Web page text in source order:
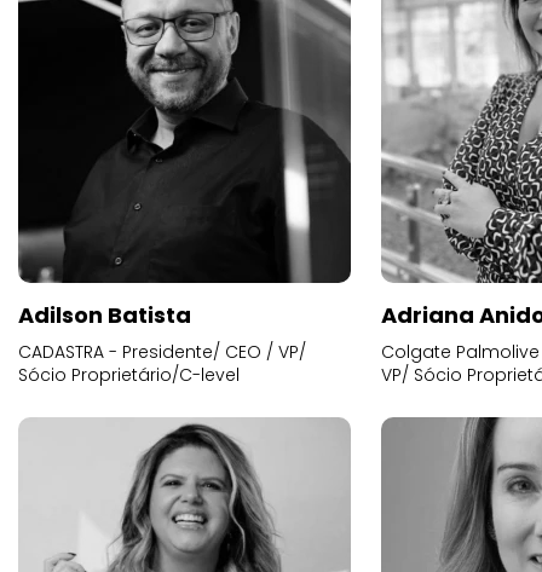
Adilson Batista
CADASTRA - Presidente/ CEO / VP/
Sócio Proprietário/C-level
Adriana
Colgate
VP/ Sócio